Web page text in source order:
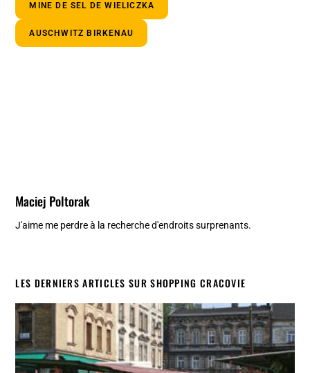
MINE DE SEL DE WIELICZKA
AUSCHWITZ BIRKENAU
Maciej Poltorak
J'aime me perdre à la recherche d'endroits surprenants.
LES DERNIERS ARTICLES SUR SHOPPING CRACOVIE